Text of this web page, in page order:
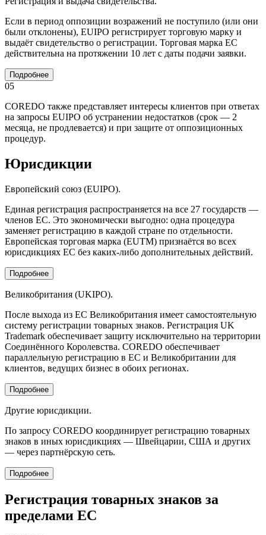
Если в период оппозиции возражений не поступило (или они
были отклонены), EUIPO регистрирует торговую марку и
выдаёт свидетельство о регистрации. Торговая марка ЕС
действительна на протяжении 10 лет с даты подачи заявки.
Подробнее
05
COREDO также представляет интересы клиентов при ответах
на запросы EUIPO об устранении недостатков (срок — 2
месяца, не продлевается) и при защите от оппозиционных
процедур.
Юрисдикции
Европейский союз (EUIPO).
Единая регистрация распространяется на все 27 государств —
членов ЕС. Это экономически выгодно: одна процедура
заменяет регистрацию в каждой стране по отдельности.
Европейская торговая марка (EUTM) признаётся во всех
юрисдикциях ЕС без каких-либо дополнительных действий.
Подробнее
Великобритания (UKIPO).
После выхода из ЕС Великобритания имеет самостоятельную
систему регистрации товарных знаков. Регистрация UK
Trademark обеспечивает защиту исключительно на территории
Соединённого Королевства. COREDO обеспечивает
параллельную регистрацию в ЕС и Великобритании для
клиентов, ведущих бизнес в обоих регионах.
Подробнее
Другие юрисдикции.
По запросу COREDO координирует регистрацию товарных
знаков в иных юрисдикциях — Швейцарии, США и других
— через партнёрскую сеть.
Подробнее
Регистрация товарных знаков за
пределами ЕС